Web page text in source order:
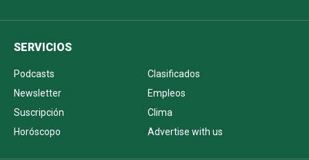
SERVICIOS
Podcasts
Clasificados
Newsletter
Empleos
Suscripción
Clima
Horóscopo
Advertise with us